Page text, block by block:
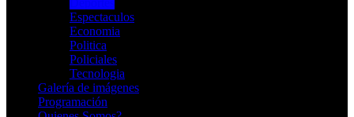
Espectaculos
Economia
Politica
Policiales
Tecnologia
Galería de imágenes
Programación